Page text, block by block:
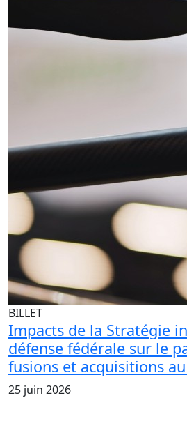
BILLET
Impacts de la Stratégie
défense fédérale sur le
fusions et acquisitions
25 juin 2026